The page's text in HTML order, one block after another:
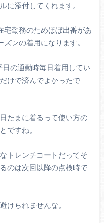
に添付してくれます。
勤務のためほぼ出番があ
ンの着用になります。
の通勤時毎日着用してい
けで済んでよかったで
たまに着るって使い方の
ですね。
トレンチコートだってそ
のは次回以降の点検時で
けられませんな。